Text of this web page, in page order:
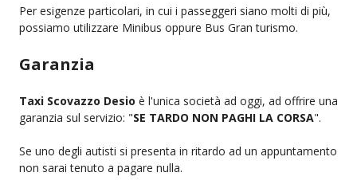
Per esigenze particolari, in cui i passeggeri siano molti di più,
possiamo utilizzare Minibus oppure Bus Gran turismo.
Garanzia
Taxi Scovazzo Desio è l'unica società ad oggi, ad offrire una
garanzia sul servizio: "SE TARDO NON PAGHI LA CORSA".
Se uno degli autisti si presenta in ritardo ad un appuntamento
non sarai tenuto a pagare nulla.